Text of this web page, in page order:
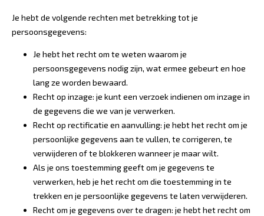
Je hebt de volgende rechten met betrekking tot je
persoonsgegevens:
Je hebt het recht om te weten waarom je
persoonsgegevens nodig zijn, wat ermee gebeurt en hoe
lang ze worden bewaard.
Recht op inzage: je kunt een verzoek indienen om inzage in
de gegevens die we van je verwerken.
Recht op rectificatie en aanvulling: je hebt het recht om je
persoonlijke gegevens aan te vullen, te corrigeren, te
verwijderen of te blokkeren wanneer je maar wilt.
Als je ons toestemming geeft om je gegevens te
verwerken, heb je het recht om die toestemming in te
trekken en je persoonlijke gegevens te laten verwijderen.
Recht om je gegevens over te dragen: je hebt het recht om